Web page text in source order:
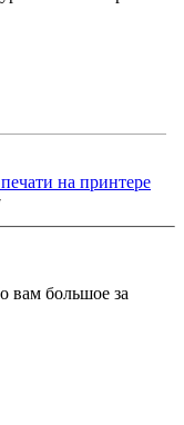
на принтере
вам большое за